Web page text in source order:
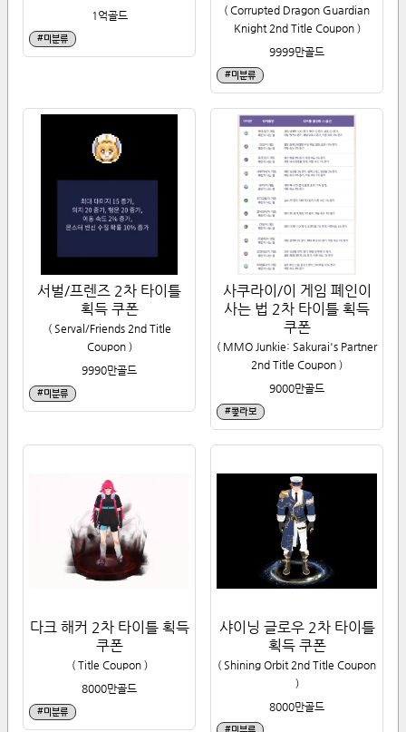
1억골드
#미분류
( Corrupted Dragon Guardian
Knight 2nd Title Coupon)
9999만골드
#미분류
서벌/프렌즈 2차 타이틀
획득 쿠폰
( Serval/Friends 2nd Title
Coupon)
9990만골드
#미분류
사쿠라이/이 게임 폐인이
사는 법 2차 타이틀 획득
쿠폰
( MMO Junkie: Sakurai's Partner
2nd Title Coupon )
9000만골드
#콜라보
다크 해커 2차 타이틀 획득
쿠폰
( Title Coupon)
8000만골드
#미분류
샤이닝 글로우 2차 타이틀
획득 쿠폰
( Shining Orbit 2nd Title Coupon
)
8000만골드